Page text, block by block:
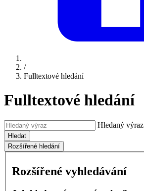
/
Fulltextové hledání
Fulltextové hledání
Hledaný výraz
Hledat
Rozšířené hledání
Rozšířené vyhledávání